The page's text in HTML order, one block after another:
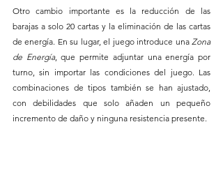
Otro cambio importante es la reducción de las
barajas a solo 20 cartas y la eliminación de las cartas
de energía. En su lugar, el juego introduce una Zona
de Energía, que permite adjuntar una energía por
turno, sin importar las condiciones del juego. Las
combinaciones de tipos también se han ajustado,
con debilidades que solo añaden un pequeño
incremento de daño y ninguna resistencia presente.